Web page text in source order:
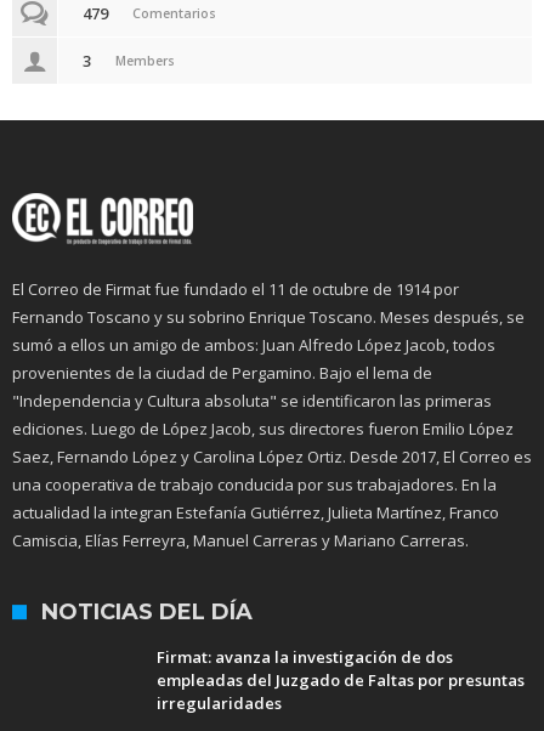
479 Comentarios
3 Members
El Correo de Firmat fue fundado el 11 de octubre de 1914 por
Fernando Toscano y su sobrino Enrique Toscano. Meses después, se
sumó a ellos un amigo de ambos: Juan Alfredo López Jacob, todos
provenientes de la ciudad de Pergamino. Bajo el lema de
"Independencia y Cultura absoluta" se identificaron las primeras
ediciones. Luego de López Jacob, sus directores fueron Emilio López
Saez, Fernando López y Carolina López Ortiz. Desde 2017, El Correo es
una cooperativa de trabajo conducida por sus trabajadores. En la
actualidad la integran Estefanía Gutiérrez, Julieta Martínez, Franco
Camiscia, Elías Ferreyra, Manuel Carreras y Mariano Carreras.
NOTICIAS DEL DÍA
Firmat: avanza la investigación de dos
empleadas del Juzgado de Faltas por presuntas
irregularidades